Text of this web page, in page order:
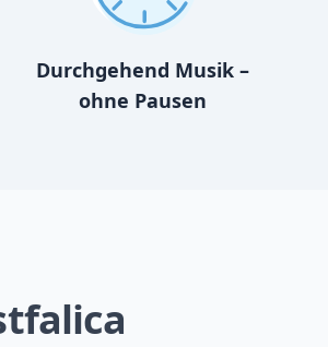
Durchgehend Musik –
ohne Pausen